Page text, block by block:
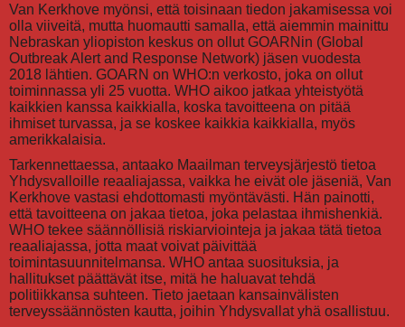
Van Kerkhove myönsi, että toisinaan tiedon jakamisessa voi
olla viiveitä, mutta huomautti samalla, että aiemmin mainittu
Nebraskan yliopiston keskus on ollut GOARNin (Global
Outbreak Alert and Response Network) jäsen vuodesta
2018 lähtien. GOARN on WHO:n verkosto, joka on ollut
toiminnassa yli 25 vuotta. WHO aikoo jatkaa yhteistyötä
kaikkien kanssa kaikkialla, koska tavoitteena on pitää
ihmiset turvassa, ja se koskee kaikkia kaikkialla, myös
amerikkalaisia.
Tarkennettaessa, antaako Maailman terveysjärjestö tietoa
Yhdysvalloille reaaliajassa, vaikka he eivät ole jäseniä, Van
Kerkhove vastasi ehdottomasti myöntävästi. Hän painotti,
että tavoitteena on jakaa tietoa, joka pelastaa ihmishenkiä.
WHO tekee säännöllisiä riskiarviointeja ja jakaa tätä tietoa
reaaliajassa, jotta maat voivat päivittää
toimintasuunnitelmansa. WHO antaa suosituksia, ja
hallitukset päättävät itse, mitä he haluavat tehdä
politiikkansa suhteen. Tieto jaetaan kansainvälisten
terveyssäännösten kautta, joihin Yhdysvallat yhä osallistuu.